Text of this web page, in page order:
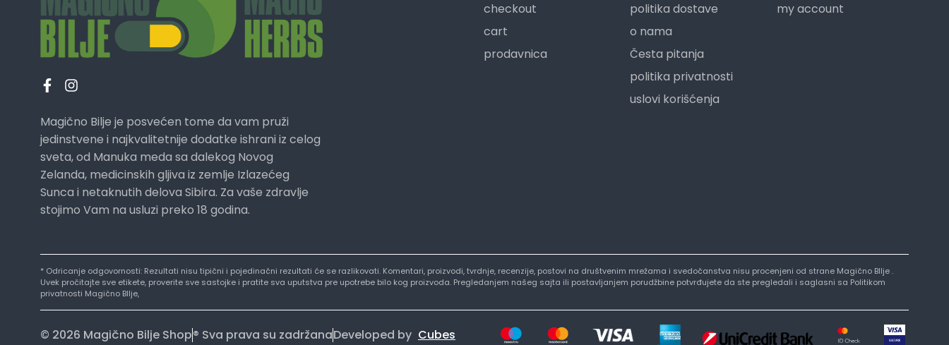
Magično Bilje je posvećen tome da vam pruži
jedinstvene i najkvalitetnije dodatke ishrani iz celog
sveta, od Manuka meda sa dalekog Novog
Zelanda, medicinskih gljiva iz zemlje Izlazećeg
Sunca i netaknutih delova Sibira. Za vaše zdravlje
stojimo Vam na usluzi preko 18 godina.
checkout
cart
prodavnica
politika dostave
o nama
Česta pitanja
politika privatnosti
uslovi korišćenja
my account
* Odricanje odgovornosti: Rezultati nisu tipični i pojedinačni rezultati će se razlikovati. Komentari, proizvodi, tvrdnje, recenzije, postovi na društvenim mrežama i svedočanstva nisu procenjeni od strane Magično BIlje .
Uvek pročitajte sve etikete, proverite sve sastojke i pratite sva uputstva pre upotrebe bilo kog proizvoda. Pregledanjem našeg sajta ili postavljanjem porudžbine potvrđujete da ste pregledali i saglasni sa Politikom
privatnosti Magično BIlje,
© 2026 Magično Bilje Shop® Sva prava su zadržanaDeveloped by Cubes